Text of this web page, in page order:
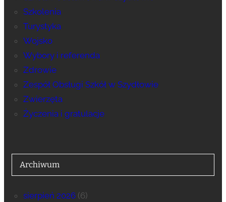
Szkolenia
Turystyka
Wojsko
Wybory i referenda
Zdrowie
Zespół Obsługi Szkół w Szydłowie
Zwierzęta
Życzenia i gratulacje
Archiwum
sierpień 2026(6)